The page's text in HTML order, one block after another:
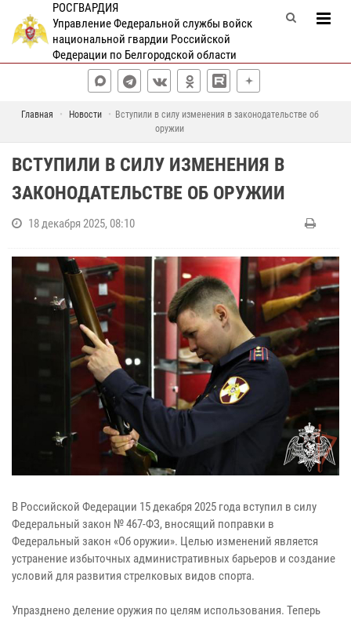
РОСГВАРДИЯ
Управление Федеральной службы войск
национальной гвардии Российской
Федерации по Белгородской области
Главная Новости
Вступили в силу изменения в законодательстве об
оружии
ВСТУПИЛИ В СИЛУ ИЗМЕНЕНИЯ В
ЗАКОНОДАТЕЛЬСТВЕ ОБ ОРУЖИИ
18 декабря 2025, 08:10
В Российской Федерации 15 декабря 2025 года вступил в силу
Федеральный закон № 467-ФЗ, вносящий поправки в
Федеральный закон «Об оружии». Целью изменений является
устранение избыточных административных барьеров и создание
условий для развития стрелковых видов спорта.
Упразднено деление оружия по целям использования. Теперь